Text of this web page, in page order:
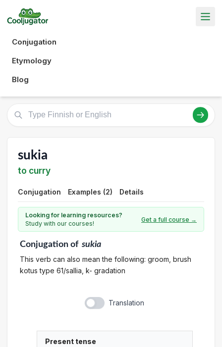
Conjugation
Etymology
Blog
sukia
to curry
Conjugation Examples (2) Details
Looking for learning resources?
Study with our courses!
Get a full course →
Conjugationof sukia
This verb can also mean the following: groom, brush
kotus type 61/sallia, k- gradation
Translation
Present tense